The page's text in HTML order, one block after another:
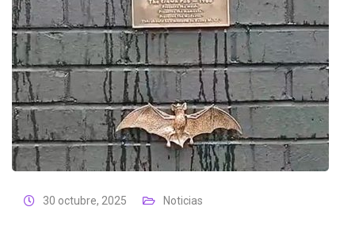
30 octubre, 2025 Noticias